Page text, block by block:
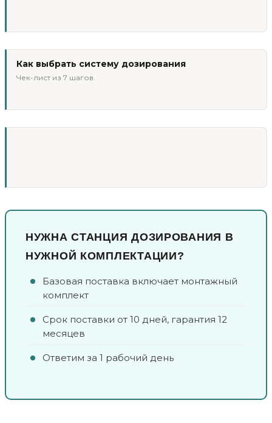
Как выбрать систему дозирования
Чек-лист из 7 шагов.
НУЖНА СТАНЦИЯ ДОЗИРОВАНИЯ В
НУЖНОЙ КОМПЛЕКТАЦИИ?
Базовая поставка включает монтажный
комплект
Срок поставки от 10 дней, гарантия 12
месяцев
Ответим за 1 рабочий день